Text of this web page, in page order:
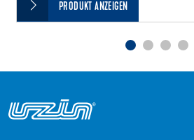
PRODUKT ANZEIGEN